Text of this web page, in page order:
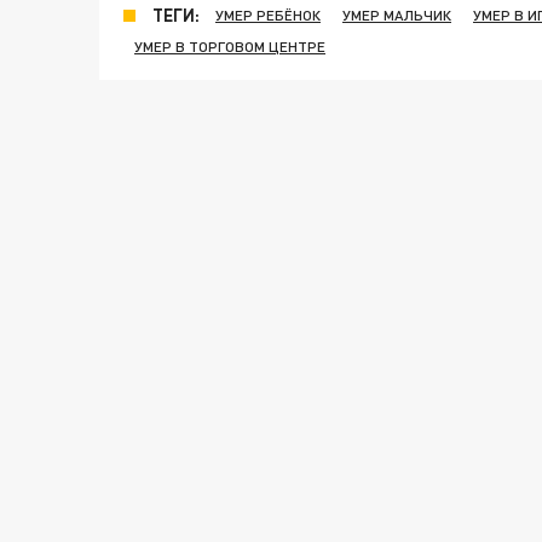
ТЕГИ: УМЕР РЕБЁНОК УМЕР МАЛЬЧИК УМЕР В
УМЕР В ТОРГОВОМ ЦЕНТРЕ